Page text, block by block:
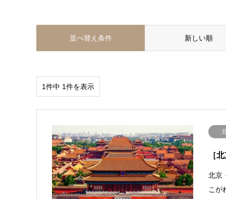
並べ替え条件 新しい順
1件中 1件を表示
［
北京
こが